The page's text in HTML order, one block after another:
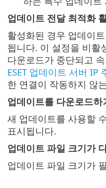
업데이트 전달 최적화
활성화된 경우 업데이
됩니다. 이 설정을 비활
다운로드가 중단되고
ESET 업데이트 서버 IP
한 연결이 작동하지 않
업데이트를 다운로드하
새 업데이트를 사용할
표시됩니다.
업데이트 파일 크기가
업데이트 파일 크기가